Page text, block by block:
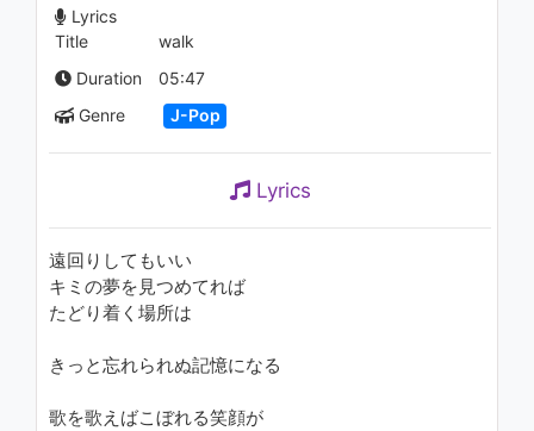
03:21
1.2K - 7 years ago
1.6K - 7 years ago
Lyrics
Title
walk
Duration
05:47
Genre
J-Pop
Lyrics
遠回りしてもいい
キミの夢を見つめてれば
たどり着く場所は
きっと忘れられぬ記憶になる
歌を歌えばこぼれる笑顔が